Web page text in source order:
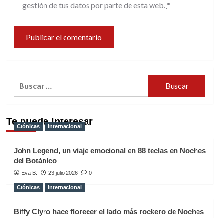
gestión de tus datos por parte de esta web. *
Te puede interesar
Crónicas Internacional
John Legend, un viaje emocional en 88 teclas en Noches
del Botánico
Eva B. 23 julio 2026 0
Crónicas Internacional
Biffy Clyro hace florecer el lado más rockero de Noches